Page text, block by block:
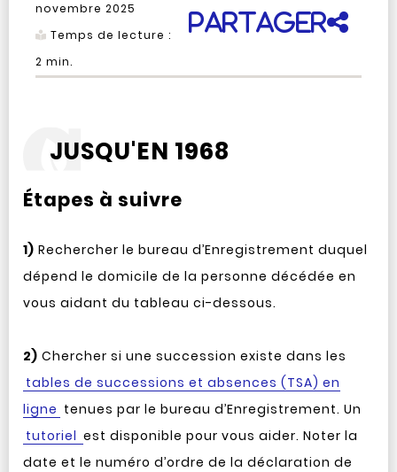
novembre 2025
Temps de lecture :
2 min.
Partager
JUSQU'EN 1968
Étapes à suivre
1) Rechercher le bureau d’Enregistrement duquel
dépend le domicile de la personne décédée en
vous aidant du tableau ci-dessous.
2) Chercher si une succession existe dans les
tables de successions et absences (TSA) en
ligne tenues par le bureau d’Enregistrement. Un
tutoriel est disponible pour vous aider. Noter la
date et le numéro d’ordre de la déclaration de